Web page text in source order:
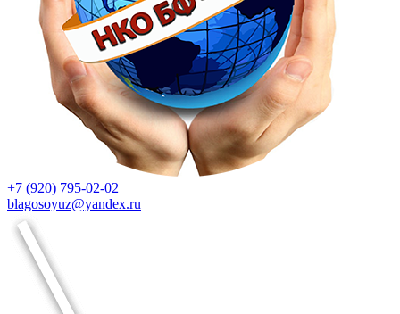
+7 (920) 795-02-02
blagosoyuz@yandex.ru